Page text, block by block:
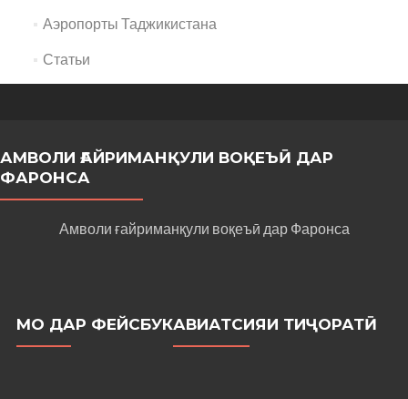
Аэропорты Таджикистана
Статьи
АМВОЛИ ҒАЙРИМАНҚУЛИ ВОҚЕЪӢ ДАР
ФАРОНСА
Амволи ғайриманқули воқеъӣ дар Фаронса
МО ДАР ФЕЙСБУКАВИАТСИЯИ ТИҶОРАТӢ